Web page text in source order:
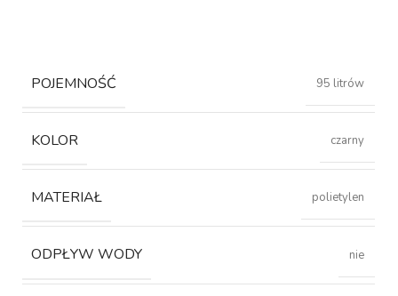
POJEMNOŚĆ 95 litrów
KOLOR czarny
MATERIAŁ polietylen
ODPŁYW WODY nie